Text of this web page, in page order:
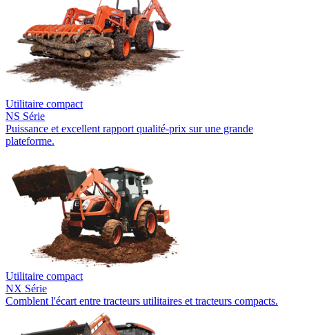
Utilitaire compact
NS Série
Puissance et excellent rapport qualité-prix sur une grande
plateforme.
Utilitaire compact
NX Série
Comblent l'écart entre tracteurs utilitaires et tracteurs compacts.